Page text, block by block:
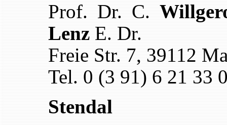
Prof. Dr. C.
Lenz E. Dr.
Freie Str. 7, 39112
Tel. 0 (3 91) 6 21 33
Stendal